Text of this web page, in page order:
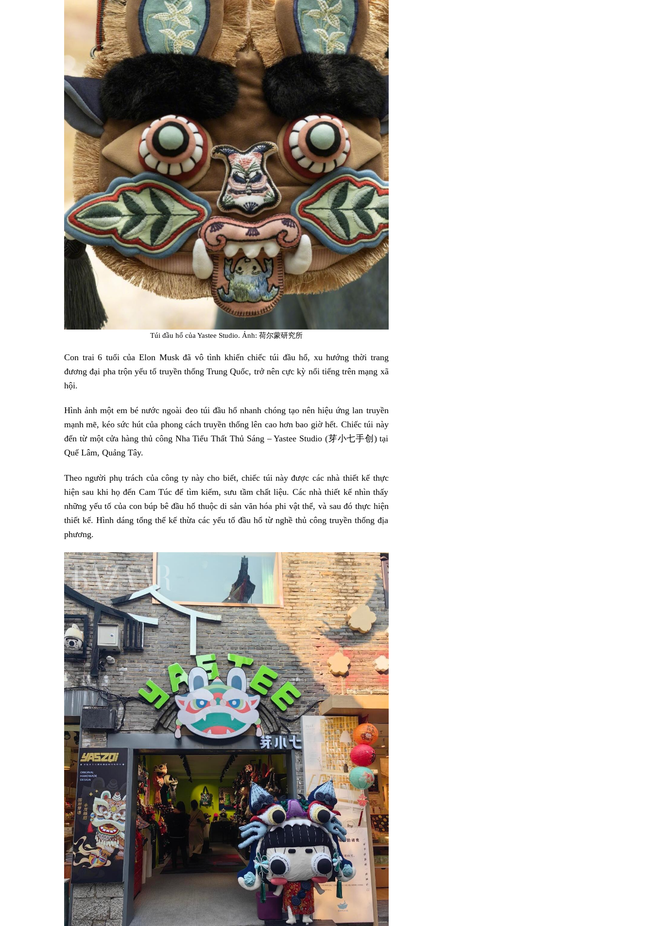
Túi đầu hổ của Yastee Studio. Ảnh: 荷尔蒙研究所
Con trai 6 tuổi của Elon Musk đã vô tình khiến chiếc túi đầu hổ, xu hướng thời trang
đương đại pha trộn yếu tố truyền thống Trung Quốc, trở nên cực kỳ nổi tiếng trên mạng xã
hội.
Hình ảnh một em bé nước ngoài đeo túi đầu hổ nhanh chóng tạo nên hiệu ứng lan truyền
mạnh mẽ, kéo sức hút của phong cách truyền thống lên cao hơn bao giờ hết. Chiếc túi này
đến từ một cửa hàng thủ công Nha Tiểu Thất Thủ Sáng – Yastee Studio (芽小七手创) tại
Quế Lâm, Quảng Tây.
Theo người phụ trách của công ty này cho biết, chiếc túi này được các nhà thiết kế thực
hiện sau khi họ đến Cam Túc để tìm kiếm, sưu tầm chất liệu. Các nhà thiết kế nhìn thấy
những yếu tố của con búp bê đầu hổ thuộc di sản văn hóa phi vật thể, và sau đó thực hiện
thiết kế. Hình dáng tổng thể kế thừa các yếu tố đầu hổ từ nghề thủ công truyền thống địa
phương.